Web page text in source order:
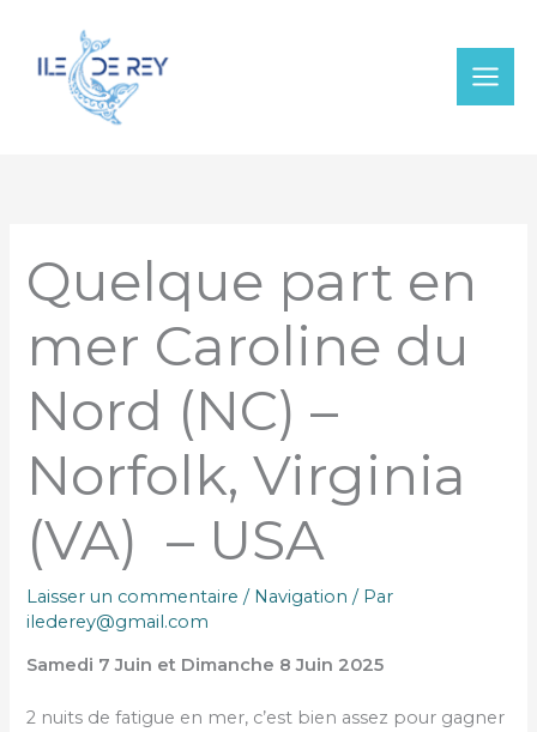
contenu
Quelque part en
mer Caroline du
Nord (NC) –
Norfolk, Virginia
(VA) – USA
Laisser un commentaire / Navigation / Par
ilederey@gmail.com
Samedi 7 Juin et Dimanche 8 Juin 2025
2 nuits de fatigue en mer, c’est bien assez pour gagner